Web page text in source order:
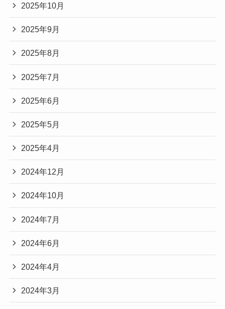
2025年10月
2025年9月
2025年8月
2025年7月
2025年6月
2025年5月
2025年4月
2024年12月
2024年10月
2024年7月
2024年6月
2024年4月
2024年3月